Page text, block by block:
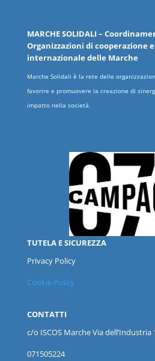
MARCHESOLIDALI–
Organizzazioni di cooperazione
internazionale delle Marche
Marche Solidali è la rete delle
favorire e promuovere la creazione di
impatto nella società.
TUTELA E SICUREZZA
Privacy Policy
Cookie Policy
CONTATTI
c/o ISCOS MarcheVia dell’Industria
071505224